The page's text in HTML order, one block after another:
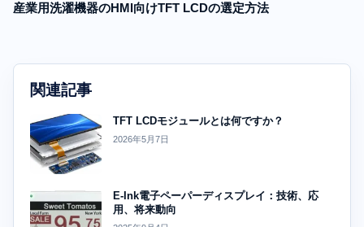
産業用洗濯機器のHMI向けTFT LCDの選定方法
関連記事
TFT LCDモジュールとは何ですか？
2026年5月7日
E-Ink電子ペーパーディスプレイ：技術、応
用、将来動向